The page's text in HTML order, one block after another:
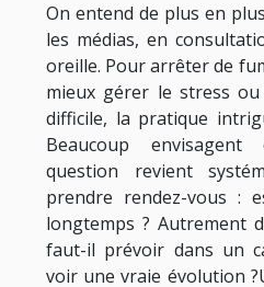
On entend de plus en
les médias, en
oreille. Pour arrêter de
mieux gérer le stress
difficile, la pratique
Beaucoup
question revient
prendre rendez-vous :
longtemps ? Autrement
faut-il prévoir dans un
voir une vraie évolution